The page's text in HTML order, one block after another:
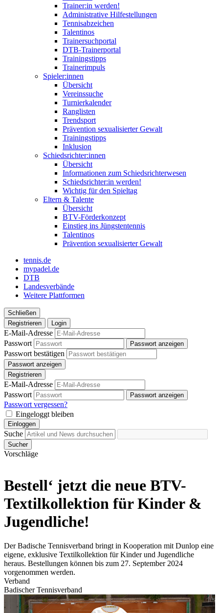
Trainer:in werden!
Administrative Hilfestellungen
Tennisabzeichen
Talentinos
Trainersuchportal
DTB-Trainerportal
Trainingstipps
Trainerimpuls
Spieler:innen
Übersicht
Vereinssuche
Turnierkalender
Ranglisten
Trendsport
Prävention sexualisierter Gewalt
Trainingstipps
Inklusion
Schiedsrichter:innen
Übersicht
Informationen zum Schiedsrichterwesen
Schiedsrichter:in werden!
Wichtig für den Spieltag
Eltern & Talente
Übersicht
BTV-Förderkonzept
Einstieg ins Jüngstentennis
Talentinos
Prävention sexualisierter Gewalt
tennis.de
mypadel.de
DTB
Landesverbände
Weitere Plattformen
Schließen
Registrieren
Login
E-Mail-Adresse
Passwort
Passwort anzeigen
Passwort bestätigen
Passwort anzeigen
Registrieren
E-Mail-Adresse
Passwort
Passwort anzeigen
Passwort vergessen?
Eingeloggt bleiben
Einloggen
Suche
Sucher
Vorschläge
Bestell‘ jetzt die neue BTV-
Textilkollektion für Kinder &
Jugendliche!
Der Badische Tennisverband bringt in Kooperation mit Dunlop eine
eigene, exklusive Textilkollektion für Kinder und Jugendliche
heraus. Bestellungen können bis zum 27. September 2024
vorgenommen werden.
Verband
Badischer Tennisverband